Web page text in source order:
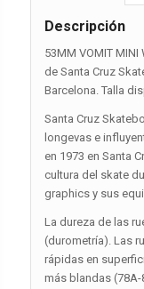
Descripción
53MM VOMIT
de Santa Cruz
Barcelona. Talla
Santa Cruz
longevas e
en 1973 en Santa
cultura del skate
graphics y sus
La dureza de las
(durometría). Las
rápidas en
más blandas